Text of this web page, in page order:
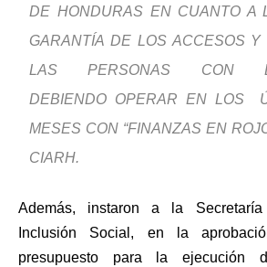
DE HONDURAS EN CUANTO A
GARANTÍA DE LOS ACCESOS
LAS PERSONAS CON
DEBIENDO OPERAR EN LOS
MESES CON “FINANZAS EN
CIARH.
Además, instaron a la
Inclusión Social, en la
presupuesto para la ejecución